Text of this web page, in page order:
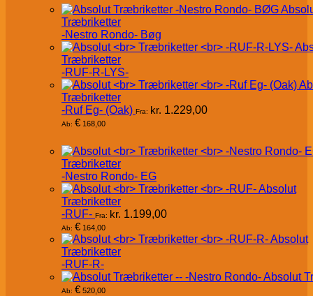
Træbriketter
-Nestro Rondo- Bøg
Træbriketter
-RUF-R-LYS-
Træbriketter
-Ruf Eg- (Oak) Fra: kr. 1.229,00
Ab: € 168,00
Træbriketter
-Nestro Rondo- EG
Absolut
Træbriketter
-RUF- Fra: kr. 1.199,00
Ab: € 164,00
Absolut
Træbriketter
-RUF-R-
Absolut
Ab: € 520,00